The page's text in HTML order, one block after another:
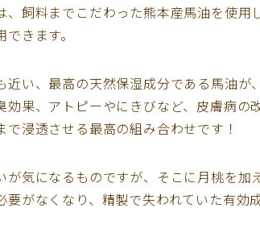
、飼料までこだわった熊本産馬油を使用
きます。
近い、最高の天然保湿成分である馬油が
効果、アトピーやにきびなど、皮膚病の
浸透させる最高の組み合わせです！
が気になるものですが、そこに月桃を加
要がなくなり、精製で失われていた有効